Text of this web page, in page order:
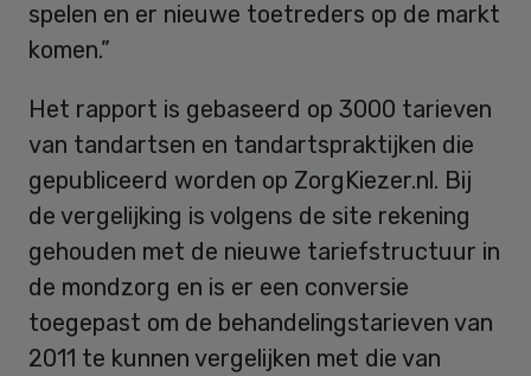
spelen en er nieuwe toetreders op de markt
komen.”
Het rapport is gebaseerd op 3000 tarieven
van tandartsen en tandartspraktijken die
gepubliceerd worden op ZorgKiezer.nl. Bij
de vergelijking is volgens de site rekening
gehouden met de nieuwe tariefstructuur in
de mondzorg en is er een conversie
toegepast om de behandelingstarieven van
2011 te kunnen vergelijken met die van